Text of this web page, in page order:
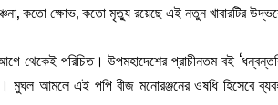
কতো ক্ষোভ, কতো মৃত্যু রয়েছে এই নতুন খাবারটির
থেকেই পরিচিত। উপমহাদেশের প্রাচীনতম বই
আমলে এই পপি বীজ মনোরঞ্জনের ওষধি হিসেবে